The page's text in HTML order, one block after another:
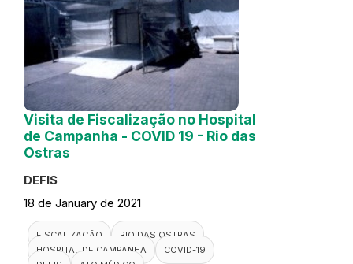
Visita de Fiscalização no Hospital
de Campanha - COVID 19 - Rio das
Ostras
DEFIS
18 de January de 2021
FISCALIZAÇÃO
RIO DAS OSTRAS
HOSPITAL DE CAMPANHA
COVID-19